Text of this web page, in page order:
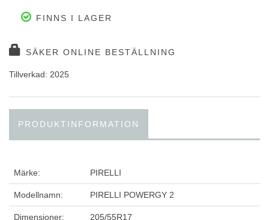
FINNS I LAGER
SÄKER ONLINE BESTÄLLNING
Tillverkad: 2025
PRODUKTINFORMATION
Märke: PIRELLI
Modellnamn: PIRELLI POWERGY 2
Dimensioner: 205/55R17